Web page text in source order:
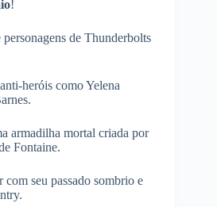
!
de Thunderbolts
heróis como Yelena
armadilha mortal criada por
Fontaine.
seu passado sombrio e